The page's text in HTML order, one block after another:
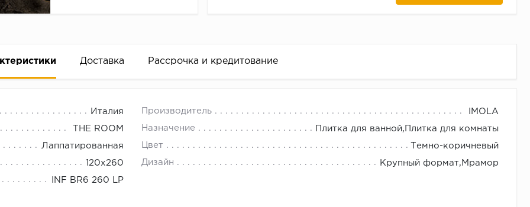
Доставка Рассрочка и кредитование
Италия Производитель IMOLA
THE ROOM Назначение Плитка для ванной,Плитка для комнаты
Лаппатированная Цвет Темно-коричневый
120x260 Дизайн Крупный формат,Мрамор
INF BR6 260 LP
деньгами